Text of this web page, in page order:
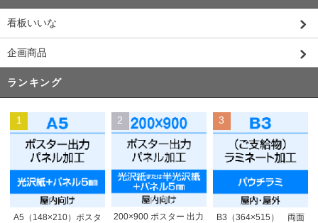
看板いいな
企画商品
ランキング
1
A5（148×210）ポスタ
2
200×900 ポスター 出力
3
B3（364×515） 両面